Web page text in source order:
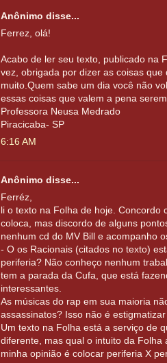
Anônimo disse...
Ferrez, olá!
Acabo de ler seu texto, publicado na
vez, obrigada por dizer as coisas
muito.Quem sabe um dia você não
essas coisas que valem a pena
Professora Neusa Medrado
Piracicaba- SP
6:16 AM
Anônimo disse...
Ferréz,
li o texto na Folha de hoje. Concordo
coloca, mas discordo de alguns
nenhum cd do MV Bill e acompanho
- O os Racionais (citados no texto)
periferia? Não conheço nenhum
tem a parada da Cufa, que está
interessantes.
As músicas do rap em sua maioria
assassinatos? Isso não é
Um texto na Folha está a serviço de
diferente, mas qual o intuito da Folha
minha opinião é colocar periferia X